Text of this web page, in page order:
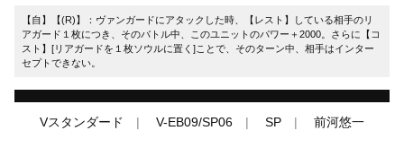
【自】【(R)】：ヴァンガードにアタックした時、【レスト】している相手のリ
アガード１枚につき、そのバトル中、このユニットのパワー＋2000。さらに【コ
スト】[リアガードを１枚ソウルに置く]ことで、そのターン中、相手はインター
セプトできない。
Vスタンダード V-EB09/SP06 SP 前河悠一